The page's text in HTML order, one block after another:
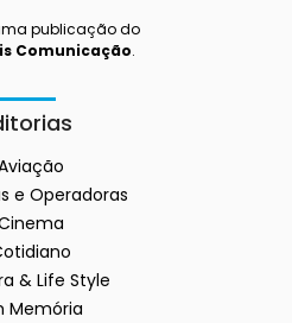
publicação do
Comunicação.
e Operadoras
& Life Style
Memória